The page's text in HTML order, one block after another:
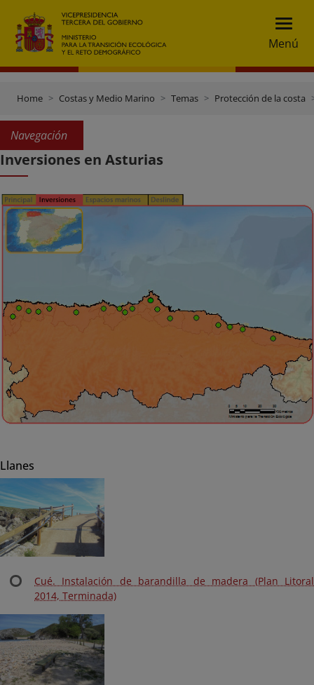
Menú
Home Costas y Medio Marino Temas Protección de la costa
Navegación
Inversiones en Asturias
Llanes
Cué. Instalación de barandilla de madera (Plan Litoral
2014, Terminada)